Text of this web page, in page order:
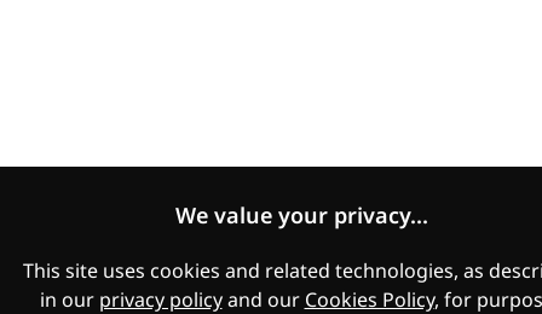
We value your privacy...
This site uses cookies and related technologies, as
in our privacy policyand our Cookies Policy, for